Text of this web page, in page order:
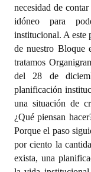
necesidad de
idóneo para
institucional. A este
de nuestro Bloque
tratamos
del 28 de
planificación
una situación de
¿Qué piensan
Porque el paso
por ciento la
exista, una